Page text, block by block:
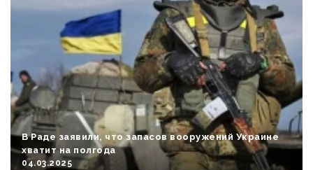
В Раде заявили, что запасов вооружений Украине
хватит на полгода
04.03.2025